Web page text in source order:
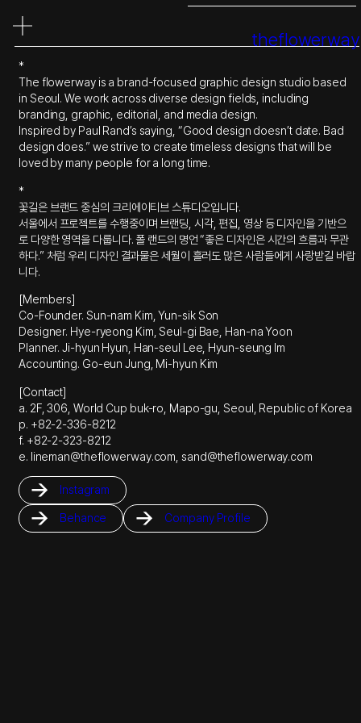
텐
츠
theflowerway
*
The flowerway is a brand-focused graphic design studio based
in Seoul. We work across diverse design fields, including
branding, graphic, editorial, and media design.
Inspired by Paul Rand’s saying, “Good design doesn’t date. Bad
design does.” we strive to create timeless designs that will be
loved by many people for a long time.
*
꽃길은 브랜드 중심의 크리에이티브 스튜디오입니다.
서울에서 프로젝트를 수행중이며 브랜딩, 시각, 편집, 영상 등 디자인을 기반으
로 다양한 영역을 다룹니다. 폴 랜드의 명언 “좋은 디자인은 시간의 흐름과 무관
하다.” 처럼 우리 디자인 결과물은 세월이 흘러도 많은 사람들에게 사랑받길 바랍
니다.
[Members]
Co-Founder. Sun-nam Kim, Yun-sik Son
Designer. Hye-ryeong Kim, Seul-gi Bae, Han-na Yoon
Planner. Ji-hyun Hyun, Han-seul Lee, Hyun-seung Im
Accounting. Go-eun Jung, Mi-hyun Kim
[Contact]
a. 2F, 306, World Cup buk-ro, Mapo-gu, Seoul, Republic of Korea
p. +82-2-336-8212
f. +82-2-323-8212
e. lineman@theflowerway.com, sand@theflowerway.com
Instagram
Behance Company Profile